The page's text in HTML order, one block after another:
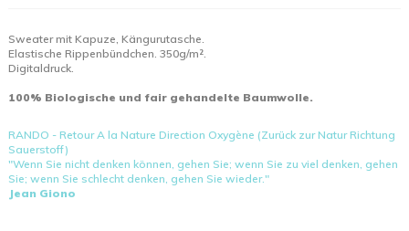
Sweater mit Kapuze, Kängurutasche.
Elastische Rippenbündchen. 350g/m².
Digitaldruck.
100% Biologische und fair gehandelte Baumwolle.
RANDO - Retour A la Nature Direction Oxygène (Zurück zur Natur Richtung
Sauerstoff)
"Wenn Sie nicht denken können, gehen Sie; wenn Sie zu viel denken, gehen
Sie; wenn Sie schlecht denken, gehen Sie wieder."
Jean Giono